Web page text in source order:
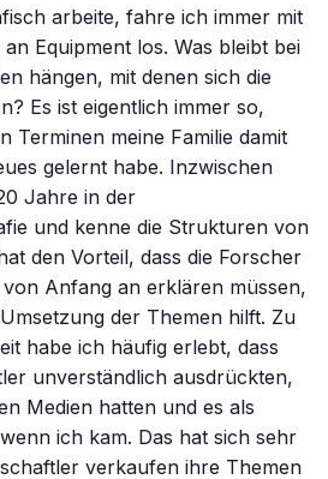
arbeite, fahre ich immer mit
Equipment los. Was bleibt bei
hängen, mit denen sich die
Es ist eigentlich immer so,
Terminen meine Familie damit
gelernt habe. Inzwischen
Jahre in der
und kenne die Strukturen von
den Vorteil, dass die Forscher
Anfang an erklären müssen,
der Themen hilft. Zu
habe ich häufig erlebt, dass
unverständlich ausdrückten,
Medien hatten und es als
ich kam. Das hat sich sehr
verkaufen ihre Themen